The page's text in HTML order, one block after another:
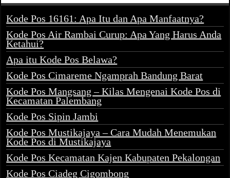
Kode Pos 16161: Apa Itu dan Apa Manfaatnya?
Kode Pos Air Rambai Curup: Apa Yang Harus Anda
Ketahui?
Apa itu Kode Pos Belawa?
Kode Pos Cimareme Ngamprah Bandung Barat
Kode Pos Mangsang – Kilas Mengenai Kode Pos di
Kecamatan Palembang
Kode Pos Sipin Jambi
Kode Pos Mustikajaya – Cara Mudah Menemukan
Kode Pos di Mustikajaya
Kode Pos Kecamatan Kajen Kabupaten Pekalongan
Kode Pos Ciadeg Cigombong